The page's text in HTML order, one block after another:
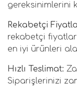
gereksinimlerini
Rekabetçi
rekabetçi
en iyi ürünleri
Hızlı Teslimat:
Siparişlerinizi